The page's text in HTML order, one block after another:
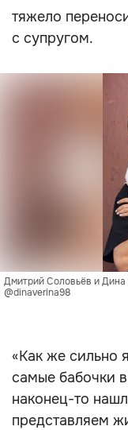
тяжело
с супругом.
Дмитрий Соловьёв и
@dinaverina98
«Как же сильно
самые бабочки
наконец-то
представляем